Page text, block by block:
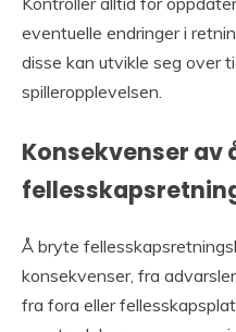
eventuelle endringer i
disse kan utvikle seg over
spilleropplevelsen.
Konsekvenser av
Å bryte
konsekvenser, fra
fra fora eller